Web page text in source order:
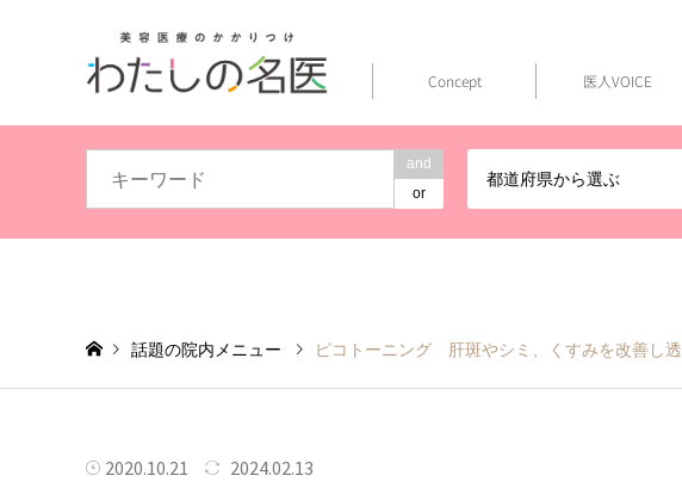
and
or
都道府県から選ぶ
Concept 医人VOICE
話題の院内メニュー ピコトーニング 肝斑やシミ、くすみを改善し
2020.10.21 2024.02.13